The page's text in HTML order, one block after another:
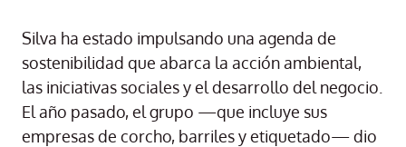
Silva ha estado impulsando una agenda de
sostenibilidad que abarca la acción ambiental,
las iniciativas sociales y el desarrollo del negocio.
El año pasado, el grupo —que incluye sus
empresas de corcho, barriles y etiquetado— dio